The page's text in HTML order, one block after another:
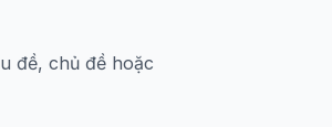
đề, chủ đề hoặc